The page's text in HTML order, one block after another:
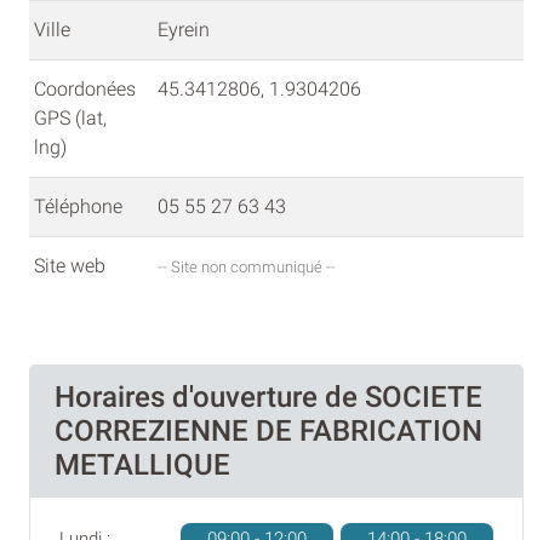
Ville Eyrein
Coordonées
GPS (lat,
lng)
45.3412806, 1.9304206
Téléphone 05 55 27 63 43
Site web -- Site non communiqué --
Horaires d'ouverture de SOCIETE
CORREZIENNE DE FABRICATION
METALLIQUE